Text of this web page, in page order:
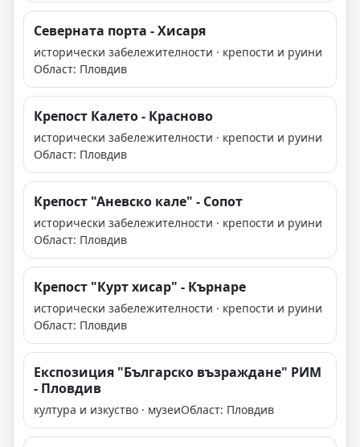
Северната порта - Хисаря
исторически забележителности · крепости и руини
Област: Пловдив
Крепост Калето - Красново
исторически забележителности · крепости и руини
Област: Пловдив
Крепост "Аневско кале" - Сопот
исторически забележителности · крепости и руини
Област: Пловдив
Крепост "Курт хисар" - Кърнаре
исторически забележителности · крепости и руини
Област: Пловдив
Експозиция "Българско възраждане" РИМ
- Пловдив
култура и изкуство · музеиОбласт: Пловдив